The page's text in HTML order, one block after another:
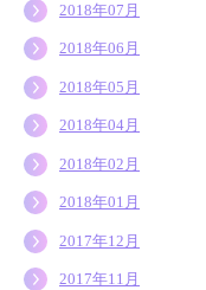
2018年07月
2018年06月
2018年05月
2018年04月
2018年02月
2018年01月
2017年12月
2017年11月